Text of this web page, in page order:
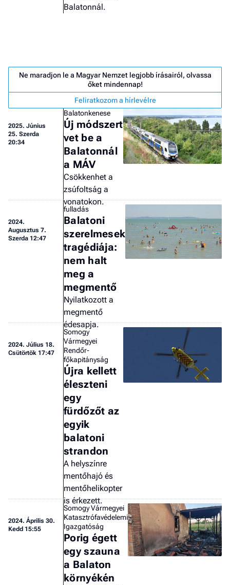
-
Balatonnál.
Ne maradjon le a Magyar Nemzet legjobb írásairól, olvassa
őket mindennap!
Feliratkozom a hírlevélre
2025. Június
25. Szerda
20:34
Balatonkenese
Új módszert
vet be a
Balatonnál
a MÁV
Csökkenhet a
zsúfoltság a
vonatokon.
2024.
Augusztus 7.
Szerda 12:47
fulladás
Balatoni
szerelmesek
tragédiája:
nem halt
meg a
megmentő
Nyilatkozott a
megmentő
édesapja.
2024. Július 18.
Csütörtök 17:47
Somogy
Vármegyei
Rendőr-
főkapitányság
Újra kellett
éleszteni
egy
fürdőzőt az
egyik
balatoni
strandon
A helyszínre
mentőhajó és
mentőhelikopter
is érkezett.
2024. Április 30.
Kedd 15:55
Somogy Vármegyei
Katasztrófavédelemi
Igazgatóság
Porig égett
egy szauna
a Balaton
környékén